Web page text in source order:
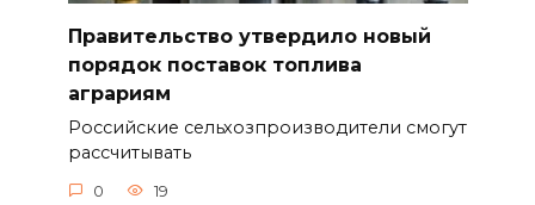
Правительство утвердило новый
порядок поставок топлива
аграриям
Российские сельхозпроизводители смогут
рассчитывать
0 19